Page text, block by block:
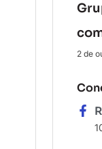
2 de